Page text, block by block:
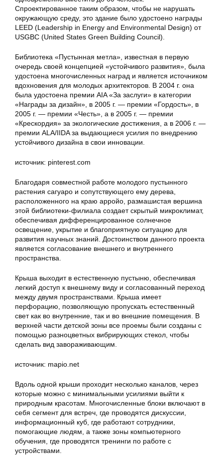
Спроектированное таким образом, чтобы не нарушать
окружающую среду, это здание было удостоено награды
LEED (Leadership in Energy and Environmental Design) от
USGBC (United States Green Building Council).
Библиотека «Пустынная метла», известная в первую
очередь своей концепцией «устойчивого развития», была
удостоена многочисленных наград и является источником
вдохновения для молодых архитекторов. В 2004 г. она
была удостоена премии AIA «За заслуги» в категории
«Награды за дизайн», в 2005 г. — премии «Гордость», в
2005 г. — премии «Честь», а в 2005 г. — премии
«Крескордия» за экологические достижения, а в 2006 г. —
премии ALA/IIDA за выдающиеся усилия по внедрению
устойчивого дизайна в свои инновации.
источник: pinterest.com
Благодаря совместной работе молодого пустынного
растения сагуаро и сопутствующего ему дерева,
расположенного на краю арройо, размашистая вершина
этой библиотеки-филиала создает скрытый микроклимат,
обеспечивая дифференцированное солнечное
освещение, укрытие и благоприятную ситуацию для
развития научных знаний. Достоинством данного проекта
является согласование внешнего и внутреннего
пространства.
Крыша выходит в естественную пустыню, обеспечивая
легкий доступ к внешнему виду и согласованный переход
между двумя пространствами. Крыша имеет
перфорацию, позволяющую пропускать естественный
свет как во внутренние, так и во внешние помещения. В
верхней части детской зоны все проемы были созданы с
помощью разноцветных вибрирующих стекол, чтобы
сделать вид завораживающим.
источник: mapio.net
Вдоль одной крыши проходит несколько каналов, через
которые можно с минимальными усилиями выйти к
природным красотам. Многочисленные блоки включают в
себя сегмент для встреч, где проводятся дискуссии,
информационный куб, где работают сотрудники,
помогающие людям, а также зоны компьютерного
обучения, где проводятся тренинги по работе с
устройствами.